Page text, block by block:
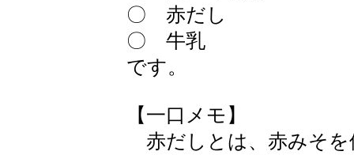
〇 赤だし
〇 牛乳
です。
【一口メモ】
赤だしとは、赤みそを